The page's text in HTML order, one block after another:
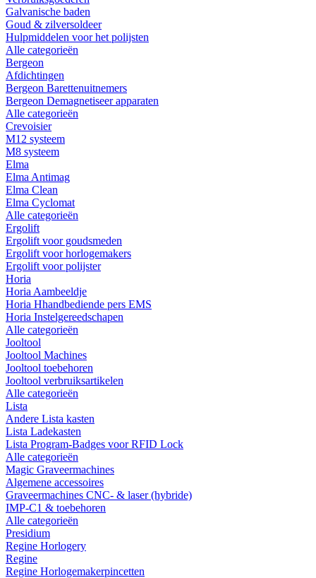
Galvanische baden
Goud & zilversoldeer
Hulpmiddelen voor het polijsten
Alle categorieën
Bergeon
Afdichtingen
Bergeon Barettenuitnemers
Bergeon Demagnetiseer apparaten
Alle categorieën
Crevoisier
M12 systeem
M8 systeem
Elma
Elma Antimag
Elma Clean
Elma Cyclomat
Alle categorieën
Ergolift
Ergolift voor goudsmeden
Ergolift voor horlogemakers
Ergolift voor polijster
Horia
Horia Aambeeldje
Horia Hhandbediende pers EMS
Horia Instelgereedschapen
Alle categorieën
Jooltool
Jooltool Machines
Jooltool toebehoren
Jooltool verbruiksartikelen
Alle categorieën
Lista
Andere Lista kasten
Lista Ladekasten
Lista Program-Badges voor RFID Lock
Alle categorieën
Magic Graveermachines
Algemene accessoires
Graveermachines CNC- & laser (hybride)
IMP-C1 & toebehoren
Alle categorieën
Presidium
Regine Horlogery
Regine
Regine Horlogemakerpincetten